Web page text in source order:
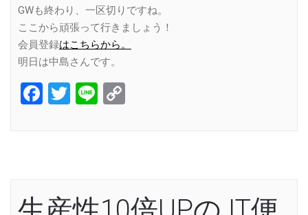
GWも終わり、一区切りですね。
ここから頑張って行きましょう！
会員登録はこちらから。
明日は中島さんです。
Facebook
Twitter
Line